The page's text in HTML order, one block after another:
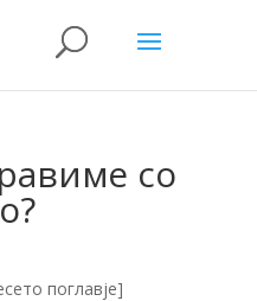
со
поглавје]